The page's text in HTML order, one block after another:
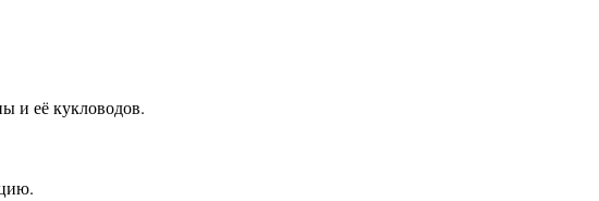
и её кукловодов.